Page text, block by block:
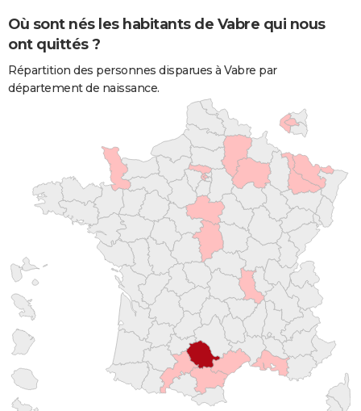
Où sont nés les habitants de Vabre qui nous
ont quittés ?
Répartition des personnes disparues à Vabre par
département de naissance.